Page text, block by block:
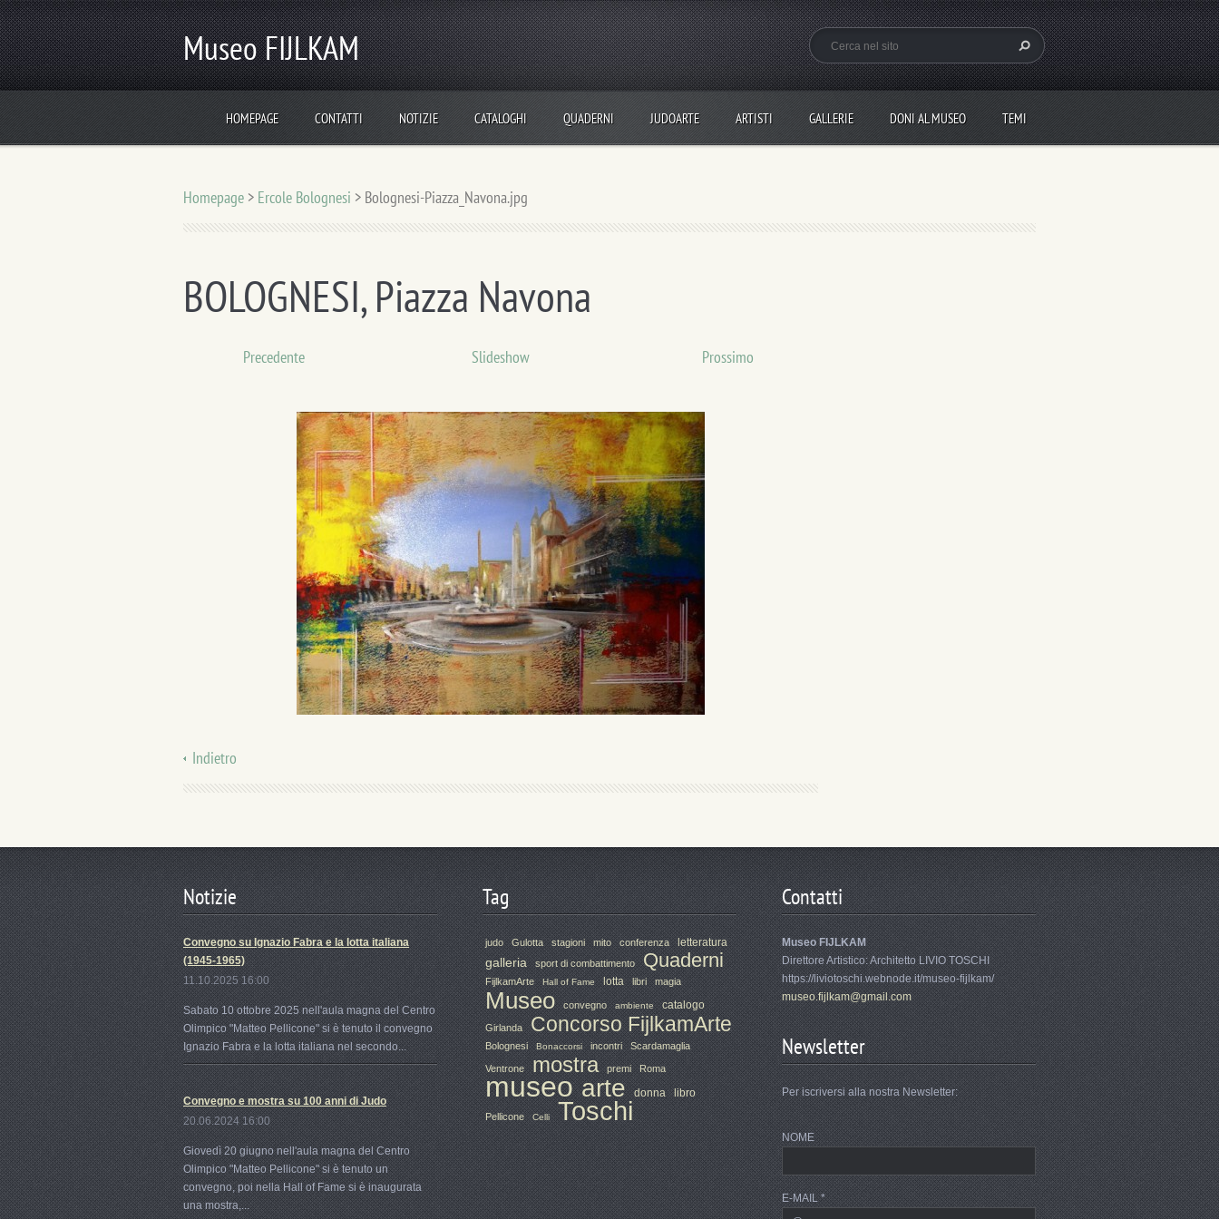
Museo FIJLKAM
HOMEPAGE CONTATTI NOTIZIE CATALOGHI QUADERNI JUDOARTE ARTISTI GALLERIE DONI AL MUSEO TEMI
Homepage > Ercole Bolognesi > Bolognesi-Piazza_Navona.jpg
BOLOGNESI, Piazza Navona
Precedente Slideshow Prossimo
Indietro
Notizie
Convegno su Ignazio Fabra e la lotta italiana
(1945-1965)
11.10.2025 16:00
Sabato 10 ottobre 2025 nell'aula magna del Centro
Olimpico "Matteo Pellicone" si è tenuto il convegno
Ignazio Fabra e la lotta italiana nel secondo...
Convegno e mostra su 100 anni di Judo
20.06.2024 16:00
Giovedì 20 giugno nell'aula magna del Centro
Olimpico "Matteo Pellicone" si è tenuto un
convegno, poi nella Hall of Fame si è inaugurata
una mostra,...
Tag
judo Gulotta stagioni mito conferenza letteratura
galleria sport di combattimento Quaderni
FijlkamArte Hall of Fame lotta libri magia
Museo convegno ambiente catalogo
Girlanda Concorso FijlkamArte
Bolognesi Bonaccorsi incontri Scardamaglia
Ventrone mostra premi Roma
museo arte donna libro
Pellicone Celli Toschi
Contatti
Museo FIJLKAM
Direttore Artistico: Architetto LIVIO TOSCHI
https://liviotoschi.webnode.it/museo-fijlkam/
museo.fijlkam@gmail.com
Newsletter
Per iscriversi alla nostra Newsletter:
NOME
E-MAIL *